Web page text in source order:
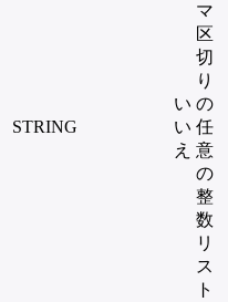
STRING
い
い
え
マ
区
切
り
の
任
意
の
整
数
リ
ス
ト